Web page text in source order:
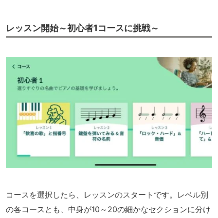
レッスン開始～初心者1コースに挑戦～
コースを選択したら、レッスンのスタートです。レベル別
の各コースとも、中身が10～20の細かなセクションに分け